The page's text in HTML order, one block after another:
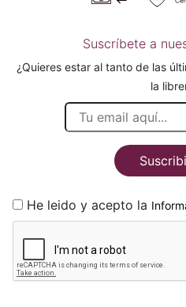
Suscríbete a
¿Quieres estar al tanto de las
la
He leido y acepto la